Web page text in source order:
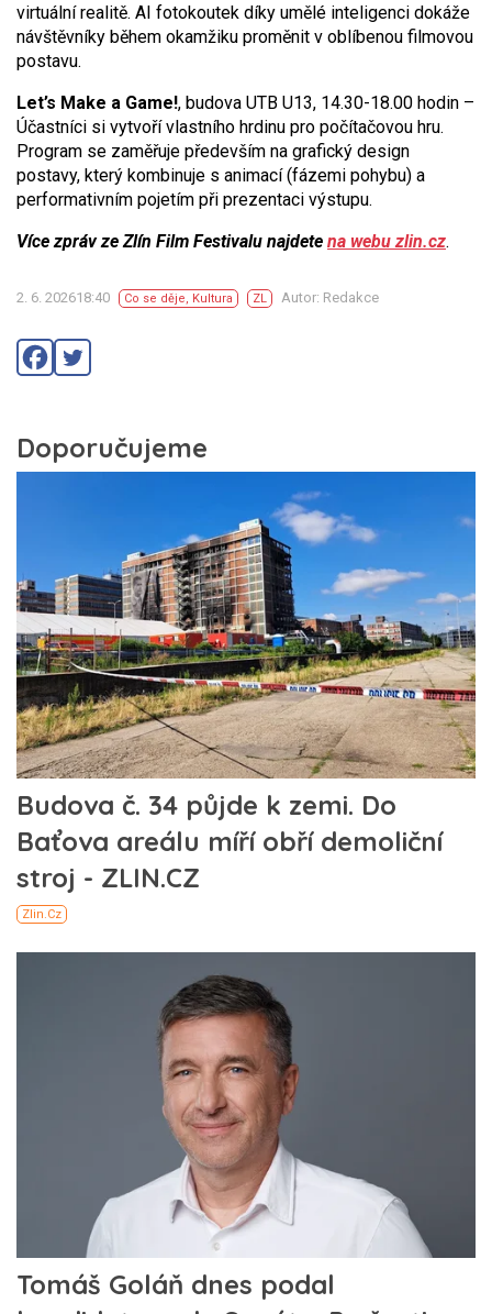
virtuální realitě. AI fotokoutek díky umělé inteligenci dokáže
návštěvníky během okamžiku proměnit v oblíbenou filmovou
postavu.
Let’s Make a Game!, budova UTB U13, 14.30-18.00 hodin –
Účastníci si vytvoří vlastního hrdinu pro počítačovou hru.
Program se zaměřuje především na grafický design
postavy, který kombinuje s animací (fázemi pohybu) a
performativním pojetím při prezentaci výstupu.
Více zpráv ze Zlín Film Festivalu najdete na webu zlin.cz.
2. 6. 202618:40 Co se děje, Kultura ZL Autor: Redakce